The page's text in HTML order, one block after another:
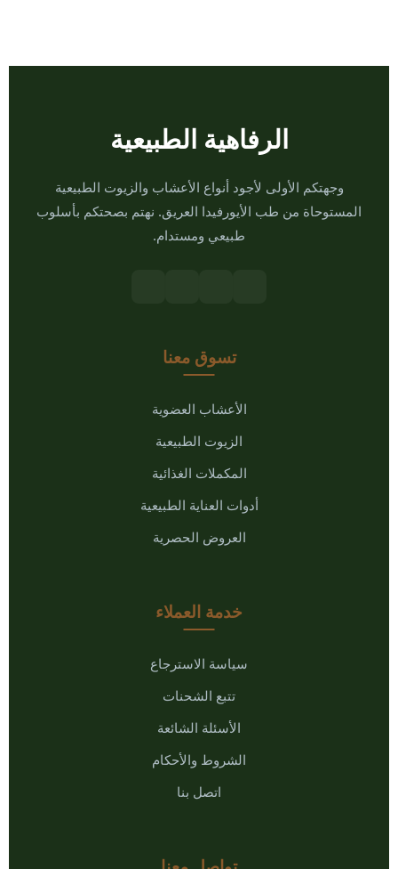
الرفاهية الطبيعية
وجهتكم الأولى لأجود أنواع الأعشاب والزيوت الطبيعية
المستوحاة من طب الأيورفيدا العريق. نهتم بصحتكم بأسلوب
طبيعي ومستدام.
تسوق معنا
الأعشاب العضوية
الزيوت الطبيعية
المكملات الغذائية
أدوات العناية الطبيعية
العروض الحصرية
خدمة العملاء
سياسة الاسترجاع
تتبع الشحنات
الأسئلة الشائعة
الشروط والأحكام
اتصل بنا